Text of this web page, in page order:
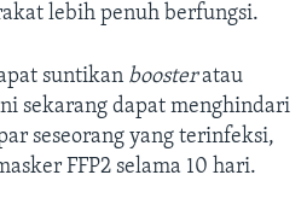
lebih penuh berfungsi.
suntikan boosteratau
sekarang dapat menghindari
seseorang yang terinfeksi,
FFP2 selama 10 hari.